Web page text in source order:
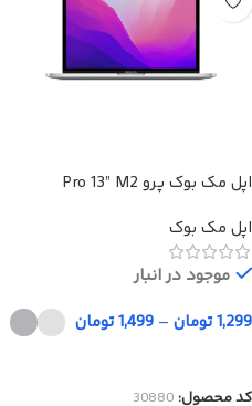
اپل مک بوک پرو Pro 13” M2
اپل مک بوک
موجود در انبار
1,299تومان –
1,499تومان
کد محصول:30880